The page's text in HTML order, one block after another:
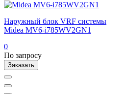
Наружный блок VRF системы
Midea MV6-i785WV2GN1
0
По запросу
Заказать